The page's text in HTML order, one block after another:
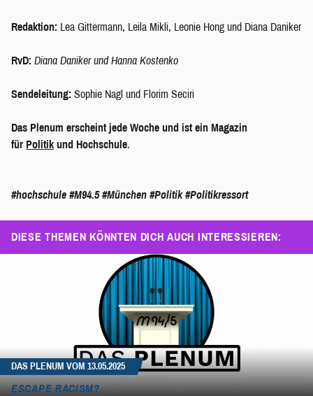
Redaktion: Lea Gittermann, Leila Mikli, Leonie Hong und Diana Daniker
RvD: Diana Daniker und Hanna Kostenko
Sendeleitung: Sophie Nagl und Florim Seciri
Das Plenum erscheint jede Woche und ist ein Magazin
für Politik und Hochschule.
#hochschule #M94.5 #München #Politik #Politikressort
DIESE THEMEN KÖNNTEN DICH AUCH INTERESSIEREN:
DAS PLENUM VOM 13.05.2025
ESCAPE RACISM?